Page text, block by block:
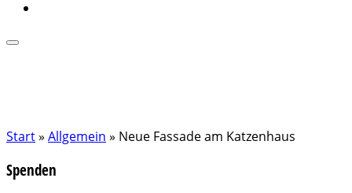
Start» Allgemein » Neue Fassade am Katzenhaus
Spenden